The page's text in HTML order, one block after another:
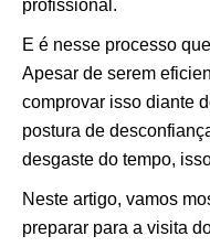
profissional.
E é nesse processo
Apesar de serem
comprovar isso diante
postura de
desgaste do tempo,
Neste artigo, vamos
preparar para a visita